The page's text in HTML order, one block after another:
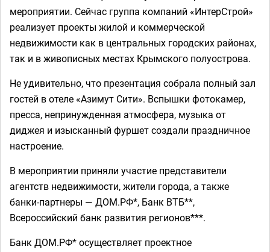
мероприятии. Сейчас группа компаний «ИнтерСтрой»
реализует проекты жилой и коммерческой
недвижимости как в центральных городских районах,
так и в живописных местах Крымского полуострова.
Не удивительно, что презентация собрала полный зал
гостей в отеле «Азимут Сити». Вспышки фотокамер,
пресса, непринужденная атмосфера, музыка от
диджея и изысканный фуршет создали праздничное
настроение.
В мероприятии приняли участие представители
агентств недвижимости, жители города, а также
банки-партнеры — ДОМ.РФ*, Банк ВТБ**,
Всероссийский банк развития регионов***.
Банк ДОМ.РФ* осуществляет проектное